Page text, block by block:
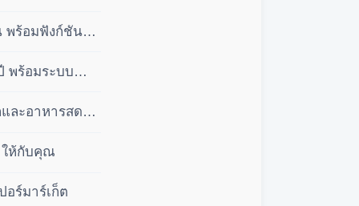
พร้อมฟังก์ชัน
พร้อมระบบ
ละอาหารสด
ให้กับคุณ
อร์มาร์เก็ต